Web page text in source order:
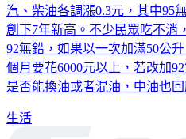
汽、柴油各調漲0.3元，其中95
創下7年新高。不少民眾吃不消
92無鉛，如果以一次加滿50公
個月要花6000元以上，若改加
是否能換油或者混油，中油也回
生活